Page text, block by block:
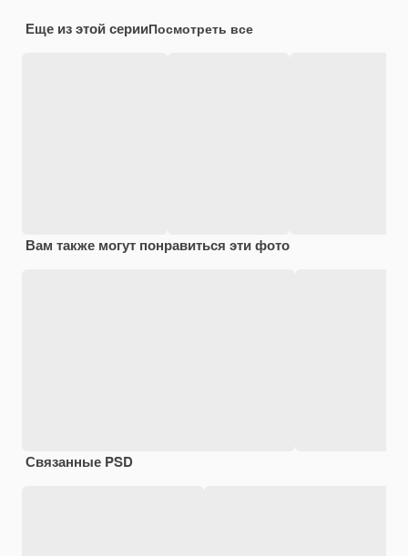
Еще из этой серииПосмотреть все
Вам также могут понравиться эти фото
Связанные PSD